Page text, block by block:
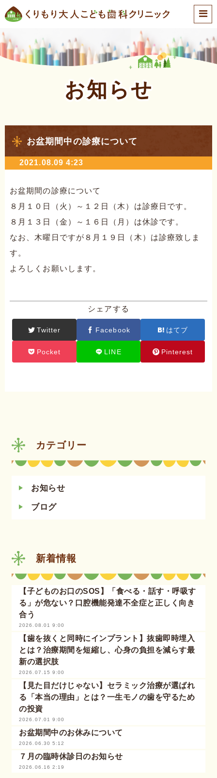
お知らせ
お盆期間中の診療について
2021.08.09 4:23
お盆期間の診療について
８月１０日（火）～１２日（木）は診療日です。
８月１３日（金）～１６日（月）は休診です。
なお、木曜日ですが８月１９日（木）は診療致しま
す。
よろしくお願いします。
シェアする
Twitter Facebook はてブ
Pocket LINE Pinterest
カテゴリー
お知らせ
ブログ
新着情報
【子どものお口のSOS】「食べる・話す・呼吸す
る」が危ない？口腔機能発達不全症と正しく向き
合う
2026.08.01 9:00
【歯を抜くと同時にインプラント】抜歯即時埋入
とは？治療期間を短縮し、心身の負担を減らす最
新の選択肢
2026.07.15 9:00
【見た目だけじゃない】セラミック治療が選ばれ
る「本当の理由」とは？一生モノの歯を守るため
の投資
2026.07.01 9:00
お盆期間中のお休みについて
2026.06.30 5:12
７月の臨時休診日のお知らせ
2026.06.16 2:19